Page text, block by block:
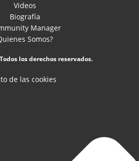
Videos
Biografía
Manager
Somos?
los derechos reservados.
de las cookies